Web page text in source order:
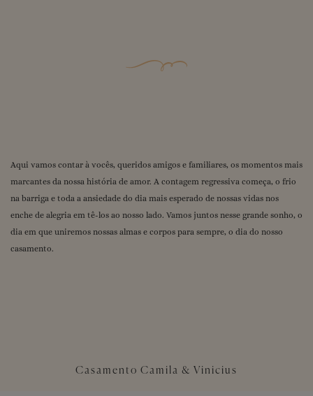
Aqui vamos contar à vocês, queridos amigos e familiares, os momentos mais
marcantes da nossa história de amor. A contagem regressiva começa, o frio
na barriga e toda a ansiedade do dia mais esperado de nossas vidas nos
enche de alegria em tê-los ao nosso lado. Vamos juntos nesse grande sonho, o
dia em que uniremos nossas almas e corpos para sempre, o dia do nosso
casamento.
Casamento Camila & Vinicius